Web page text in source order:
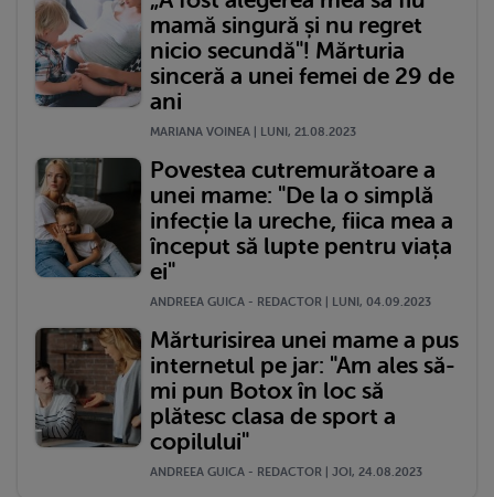
mamă singură și nu regret
nicio secundă"! Mărturia
sinceră a unei femei de 29 de
ani
MARIANA VOINEA | LUNI, 21.08.2023
Povestea cutremurătoare a
unei mame: "De la o simplă
infecție la ureche, fiica mea a
început să lupte pentru viața
ei"
ANDREEA GUICA - REDACTOR | LUNI, 04.09.2023
Mărturisirea unei mame a pus
internetul pe jar: "Am ales să-
mi pun Botox în loc să
plătesc clasa de sport a
copilului"
ANDREEA GUICA - REDACTOR | JOI, 24.08.2023